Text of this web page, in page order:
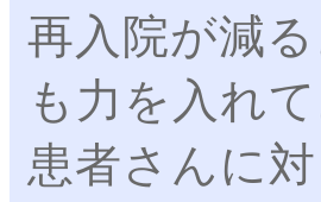
再入院が減
も力を入れ
患者さんに